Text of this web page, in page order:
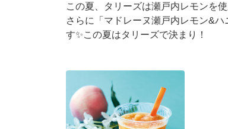
この夏、タリーズは瀬戸内レモンを
さらに「マドレーヌ瀬戸内レモン&
す✨この夏はタリーズで決まり！